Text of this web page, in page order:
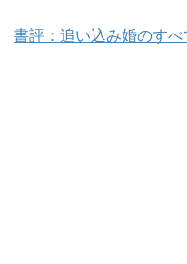
書評：追い込み婚のすべ